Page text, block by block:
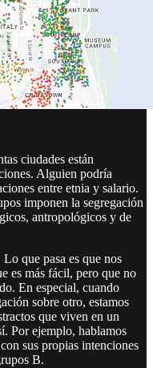
ciudades están
Alguien podría
entre etnia y salario.
imponen la segregación
antropológicos y de
Lo que pasa es que nos
es más fácil, pero que no
En especial, cuando
sobre otro, estamos
que viven en un
Por ejemplo, hablamos
sus propias intenciones
B.